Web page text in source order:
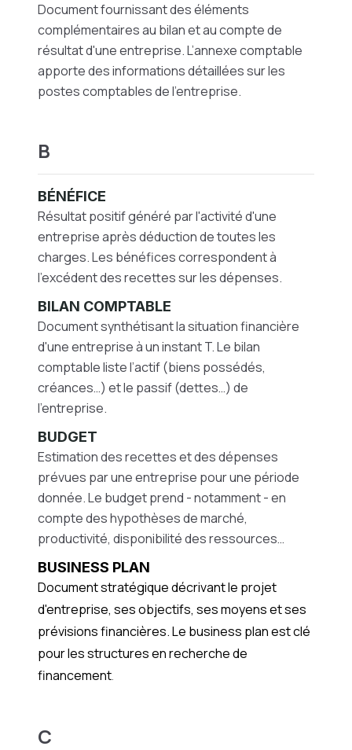
Document fournissant des éléments
complémentaires au bilan et au compte de
résultat d'une entreprise. L’annexe comptable
apporte des informations détaillées sur les
postes comptables de l'entreprise.
B
BÉNÉFICE
Résultat positif généré par l'activité d'une
entreprise après déduction de toutes les
charges. Les bénéfices correspondent à
l’excédent des recettes sur les dépenses.
BILAN COMPTABLE
Document synthétisant la situation financière
d'une entreprise à un instant T. Le bilan
comptable liste l’actif (biens possédés,
créances…) et le passif (dettes…) de
l’entreprise.
BUDGET
Estimation des recettes et des dépenses
prévues par une entreprise pour une période
donnée. Le budget prend - notamment - en
compte des hypothèses de marché,
productivité, disponibilité des ressources…
BUSINESS PLAN
Document stratégique décrivant le projet
d'entreprise, ses objectifs, ses moyens et ses
prévisions financières. Le business plan est clé
pour les structures en recherche de
financement.
C